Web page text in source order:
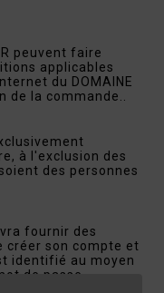
peuvent faire
applicables
du DOMAINE
de la commande..
à l'exclusion des
des personnes
fournir des
créer son compte et
identifié au moyen
de passe